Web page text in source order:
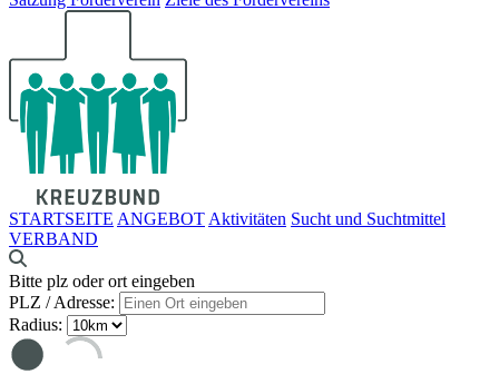
STARTSEITE ANGEBOT Aktivitäten Sucht und Suchtmittel
VERBAND
Bitte plz oder ort eingeben
PLZ / Adresse:
Radius: